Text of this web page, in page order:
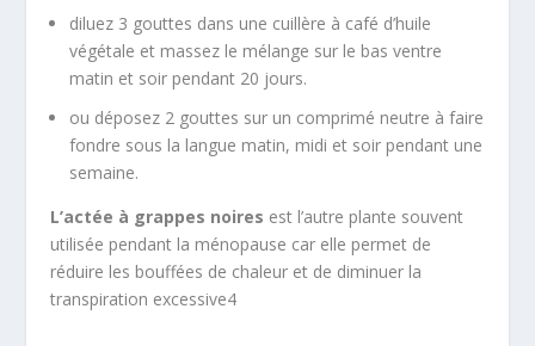
diluez 3 gouttes dans une cuillère à café d’huile
végétale et massez le mélange sur le bas ventre
matin et soir pendant 20 jours.
ou déposez 2 gouttes sur un comprimé neutre à faire
fondre sous la langue matin, midi et soir pendant une
semaine.
L’actée à grappes noires est l’autre plante souvent
utilisée pendant la ménopause car elle permet de
réduire les bouffées de chaleur et de diminuer la
transpiration excessive4